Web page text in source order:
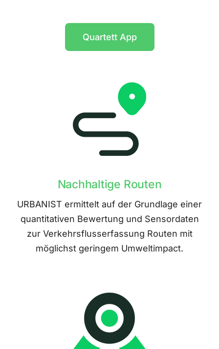
Quartett App
Nachhaltige Routen
URBANIST ermittelt auf der Grundlage einer
quantitativen Bewertung und Sensordaten
zur Verkehrsflusserfassung Routen mit
möglichst geringem Umweltimpact.